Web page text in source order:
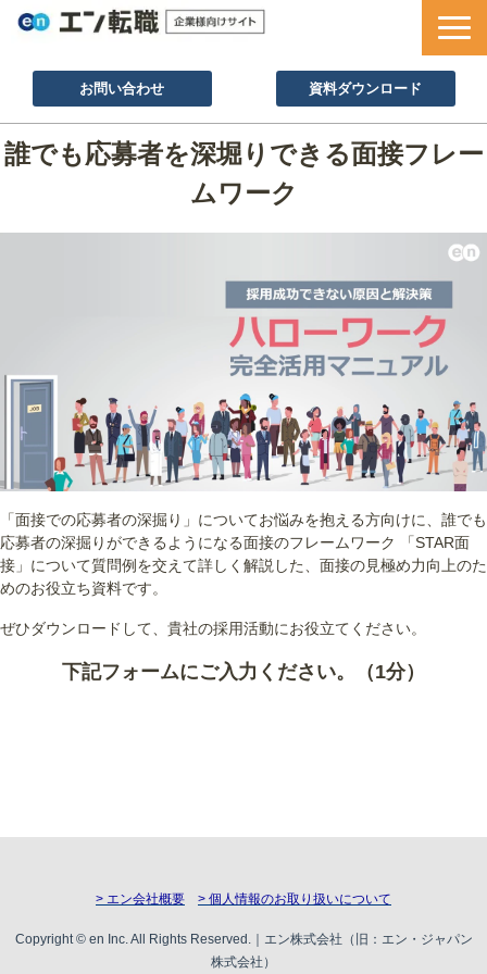
お問い合わせ 資料ダウンロード
サービス一覧
採用ノウハウ
お役立ち資料
誰でも応募者を深堀りできる面接フレー
ムワーク
「面接での応募者の深掘り」についてお悩みを抱える方向けに、誰でも
応募者の深掘りができるようになる面接のフレームワーク 「STAR面
接」について質問例を交えて詳しく解説した、面接の見極め力向上のた
めのお役立ち資料です。
ぜひダウンロードして、貴社の採用活動にお役立てください。
下記フォームにご入力ください。（1分）
> エン会社概要 > 個人情報のお取り扱いについて
Copyright © en Inc. All Rights Reserved.｜エン株式会社（旧：エン・ジャパン
株式会社）